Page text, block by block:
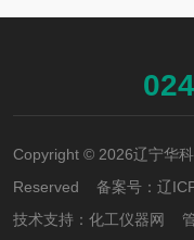
Copyright © 2026辽宁华
Reserved 备案号： 辽
技术支持： 化工仪器网